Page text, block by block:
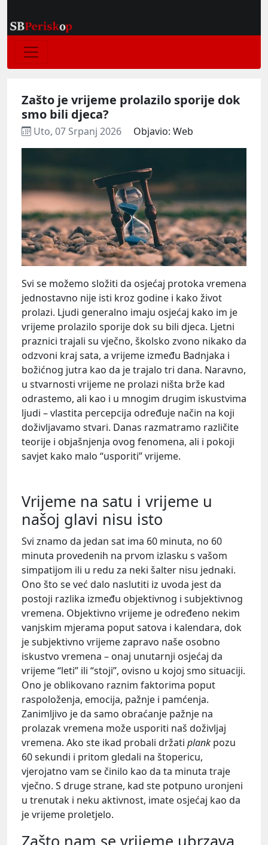
Zašto je vrijeme prolazilo sporije dok
smo bili djeca?
Uto, 07 Srpanj 2026 Objavio: Web
Svi se možemo složiti da osjećaj protoka vremena
jednostavno nije isti kroz godine i kako život
prolazi. Ljudi generalno imaju osjećaj kako im je
vrijeme prolazilo sporije dok su bili djeca. Ljetni
praznici trajali su vječno, školsko zvono nikako da
odzvoni kraj sata, a vrijeme između Badnjaka i
božićnog jutra kao da je trajalo tri dana. Naravno,
u stvarnosti vrijeme ne prolazi ništa brže kad
odrastemo, ali kao i u mnogim drugim iskustvima
ljudi – vlastita percepcija određuje način na koji
doživljavamo stvari. Danas razmatramo različite
teorije i objašnjenja ovog fenomena, ali i pokoji
savjet kako malo “usporiti” vrijeme.
Vrijeme na satu i vrijeme u
našoj glavi nisu isto
Svi znamo da jedan sat ima 60 minuta, no 60
minuta provedenih na prvom izlasku s vašom
simpatijom ili u redu za neki šalter nisu jednaki.
Ono što se već dalo naslutiti iz uvoda jest da
postoji razlika između objektivnog i subjektivnog
vremena. Objektivno vrijeme je određeno nekim
vanjskim mjerama poput satova i kalendara, dok
je subjektivno vrijeme zapravo naše osobno
iskustvo vremena – onaj unutarnji osjećaj da
vrijeme “leti” ili “stoji”, ovisno u kojoj smo situaciji.
Ono je oblikovano raznim faktorima poput
raspoloženja, emocija, pažnje i pamćenja.
Zanimljivo je da samo obraćanje pažnje na
prolazak vremena može usporiti naš doživljaj
vremena. Ako ste ikad probali držati plank pozu
60 sekundi i pritom gledali na štopericu,
vjerojatno vam se činilo kao da ta minuta traje
vječno. S druge strane, kad ste potpuno uronjeni
u trenutak i neku aktivnost, imate osjećaj kao da
je vrijeme proletjelo.
Zašto nam se vrijeme ubrzava